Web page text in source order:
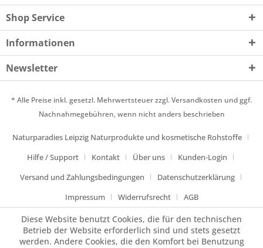
Shop Service
Informationen
Newsletter
* Alle Preise inkl. gesetzl. Mehrwertsteuer zzgl.Versandkosten und ggf.
Nachnahmegebühren, wenn nicht anders beschrieben
Naturparadies Leipzig Naturprodukte und kosmetische Rohstoffe
Hilfe / Support
Kontakt Über uns
Kunden-Login
Versand und Zahlungsbedingungen
Datenschutzerklärung
Impressum
Widerrufsrecht AGB
Diese Website benutzt Cookies, die für den technischen
Betrieb der Website erforderlich sind und stets gesetzt
werden. Andere Cookies, die den Komfort bei Benutzung